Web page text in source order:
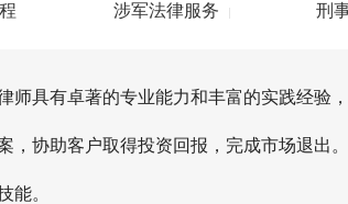
涉军法律服务 刑
具有卓著的专业能力和丰富的实践经验
协助客户取得投资回报，完成市场退出
能。